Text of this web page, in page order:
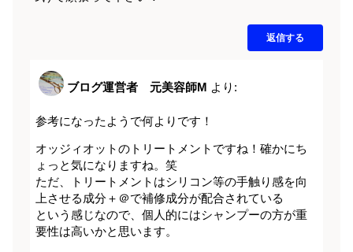
返信する
ブログ運営者 元美容師M より:
参考になったようで何よりです！
オッジィオットのトリートメントですね！確かにち
ょっと気になりますね。笑
ただ、トリートメントはシリコン等の手触り感を向
上させる成分＋＠で補修成分が配合されている
という感じなので、個人的にはシャンプーの方が重
要性は高いかと思います。